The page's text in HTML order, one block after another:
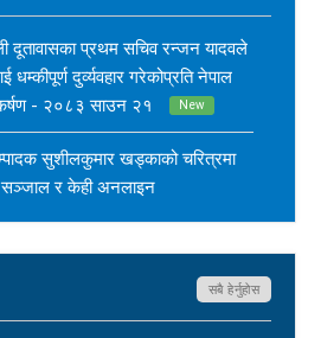
दूतावासका प्रथम सचिव रन्जन यादवले
दुर्व्यवहार गरेकोप्रति नेपाल
- २०८३ साउन २१
New
सुशीलकुमार खड्काको चरित्रमा
सञ्जाल र केही अनलाइन
नरिदत्त बडुलाई पितृशोक परेको दुःखद्
स्तब्ध र दुःखी - २०८३ साउन १७
सबै हेर्नुहोस